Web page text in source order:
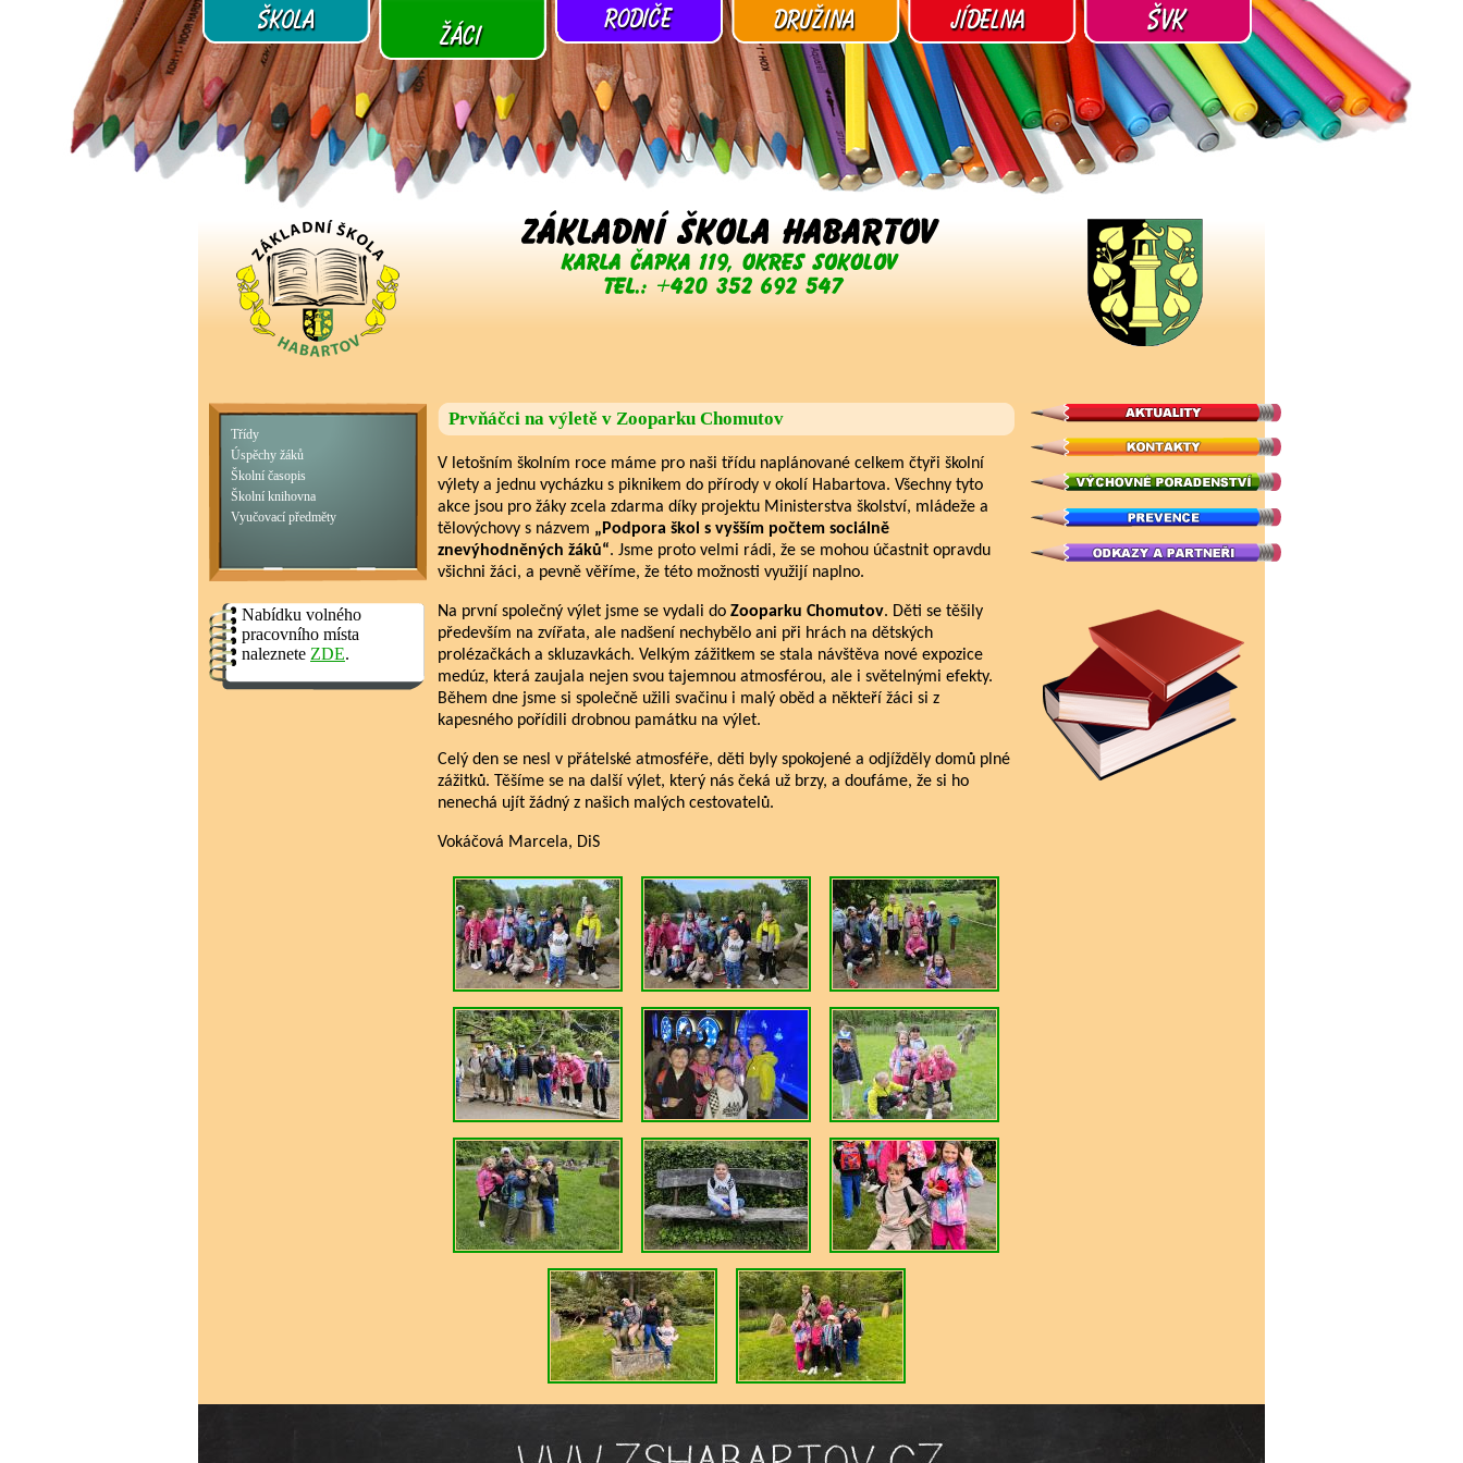
Třídy
Úspěchy žáků
Školní časopis
Školní knihovna
Vyučovací předměty
Nabídku volného
pracovního místa
naleznete ZDE.
Prvňáčci na výletě v Zooparku Chomutov
V letošním školním roce máme pro naši třídu naplánované celkem čtyři školní
výlety a jednu vycházku s piknikem do přírody v okolí Habartova. Všechny tyto
akce jsou pro žáky zcela zdarma díky projektu Ministerstva školství, mládeže a
tělovýchovy s názvem „Podpora škol s vyšším počtem sociálně
znevýhodněných žáků“. Jsme proto velmi rádi, že se mohou účastnit opravdu
všichni žáci, a pevně věříme, že této možnosti využijí naplno.
Na první společný výlet jsme se vydali do Zooparku Chomutov. Děti se těšily
především na zvířata, ale nadšení nechybělo ani při hrách na dětských
prolézačkách a skluzavkách. Velkým zážitkem se stala návštěva nové expozice
medúz, která zaujala nejen svou tajemnou atmosférou, ale i světelnými efekty.
Během dne jsme si společně užili svačinu i malý oběd a někteří žáci si z
kapesného pořídili drobnou památku na výlet.
Celý den se nesl v přátelské atmosféře, děti byly spokojené a odjížděly domů plné
zážitků. Těšíme se na další výlet, který nás čeká už brzy, a doufáme, že si ho
nenechá ujít žádný z našich malých cestovatelů.
Vokáčová Marcela, DiS